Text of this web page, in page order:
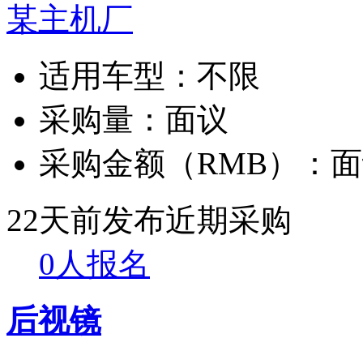
某主机厂
适用车型： 不限
采购量： 面议
采购金额（RMB）：
22天前发布近期采购
0人报名
后视镜